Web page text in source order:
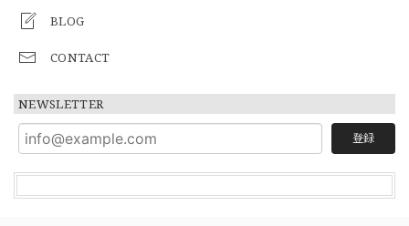
BLOG
CONTACT
NEWSLETTER
登録